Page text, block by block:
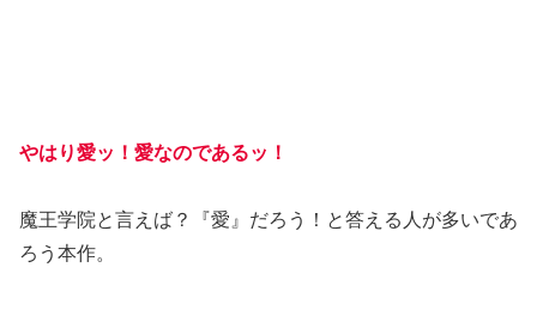
やはり愛ッ！愛なのであるッ！
魔王学院と言えば？『愛』だろう！と答える人が多いであ
ろう本作。